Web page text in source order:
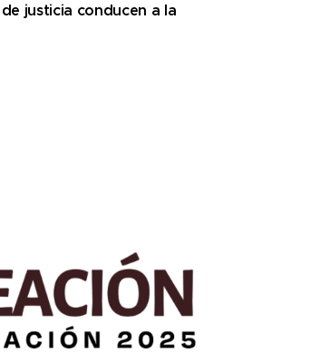
de justicia conducen a la